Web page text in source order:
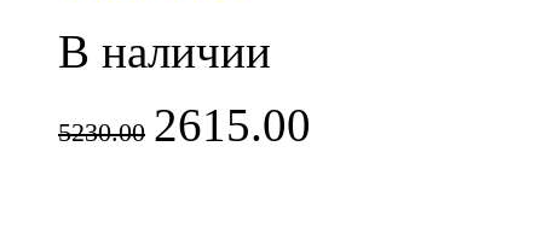
В наличии
5230.00 2615.00